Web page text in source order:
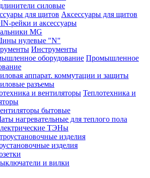
силовые
Аксессуары для щитов
рейки и аксессуары
MG
нулевые "N"
Инструменты
Промышленное
аппарат. коммутации и защиты
разъемы
Теплотехника и
бытовые
нагревательные для теплого пола
ТЭНы
изделия
и вилки